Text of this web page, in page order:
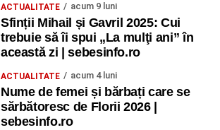
ACTUALITATE acum 9 luni
Sfinții Mihail și Gavril 2025: Cui
trebuie să îi spui „La mulţi ani” în
această zi | sebesinfo.ro
ACTUALITATE acum 4 luni
Nume de femei și bărbați care se
sărbătoresc de Florii 2026 |
sebesinfo.ro